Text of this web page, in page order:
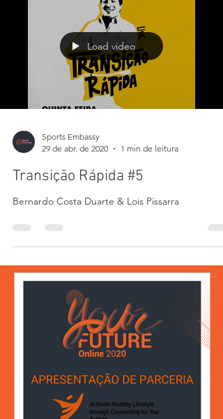
Load video
Sports Embassy
29 de abr. de 2020
1 min de leitura
Transição Rápida #5
Bernardo Costa Duarte & Lois Pissarra